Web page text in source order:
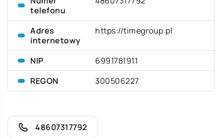
telefonu
Adres
internetowy
https://timegroup.pl
NIP
6991781911
REGON
300506227
48607317792